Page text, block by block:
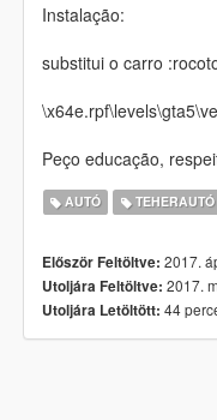
Instalação:
substitui o carro
Peço educação,
AUTÓ TEHERAUTÓ
Először Feltöltve: 2017.
Utoljára Feltöltve: 2017.
Utoljára Letöltött: 44